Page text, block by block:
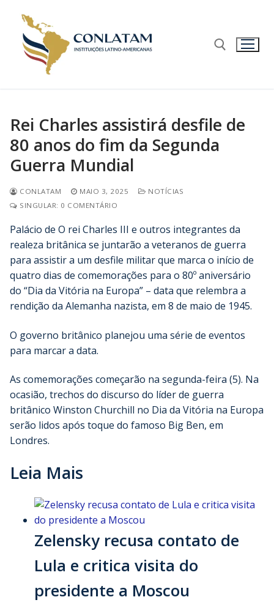
Rei Charles assistirá desfile de
80 anos do fim da Segunda
Guerra Mundial
CONLATAM MAIO 3, 2025
NOTÍCIAS
SINGULAR: 0 COMENTÁRIO
Palácio de O rei Charles III e outros integrantes da
realeza britânica se juntarão a veteranos de guerra
para assistir a um desfile militar que marca o início de
quatro dias de comemorações para o 80º aniversário
do “Dia da Vitória na Europa” – data que relembra a
rendição da Alemanha nazista, em 8 de maio de 1945.
O governo britânico planejou uma série de eventos
para marcar a data.
As comemorações começarão na segunda-feira (5). Na
ocasião, trechos do discurso do líder de guerra
britânico Winston Churchill no Dia da Vitória na Europa
serão lidos após toque do famoso Big Ben, em
Londres.
Leia Mais
Zelensky recusa contato de
Lula e critica visita do
presidente a Moscou